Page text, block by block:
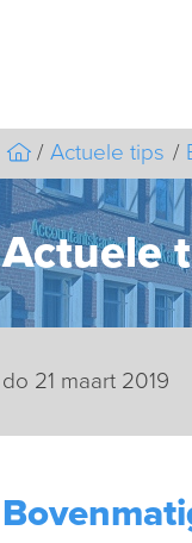
Actuele tips
Actuele
do 21 maart 2019